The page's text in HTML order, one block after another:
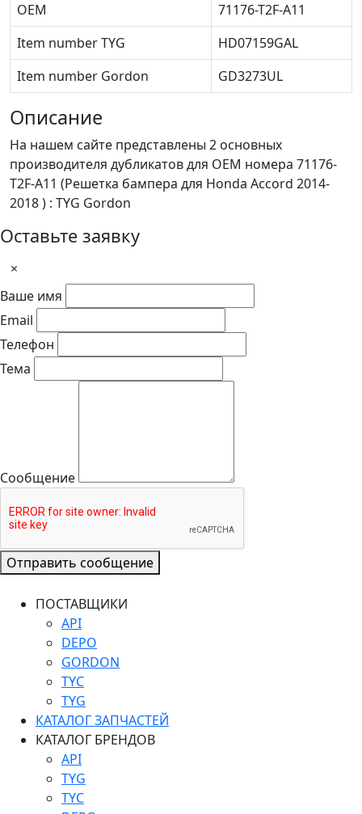
OEM
71176-T2F-A11
Item number TYG
HD07159GAL
Item number Gordon
GD3273UL
Описание
На нашем сайте представлены 2 основных
производителя дубликатов для OEM номера 71176-
T2F-A11 (Решетка бампера для Honda Accord 2014-
2018 ) : TYG Gordon
Оставьте заявку
×
Ваше имя
Email
Телефон
Тема
Сообщение
Отправить сообщение
ПОСТАВЩИКИ
API
DEPO
GORDON
TYC
TYG
КАТАЛОГ ЗАПЧАСТЕЙ
КАТАЛОГ БРЕНДОВ
API
TYG
TYC